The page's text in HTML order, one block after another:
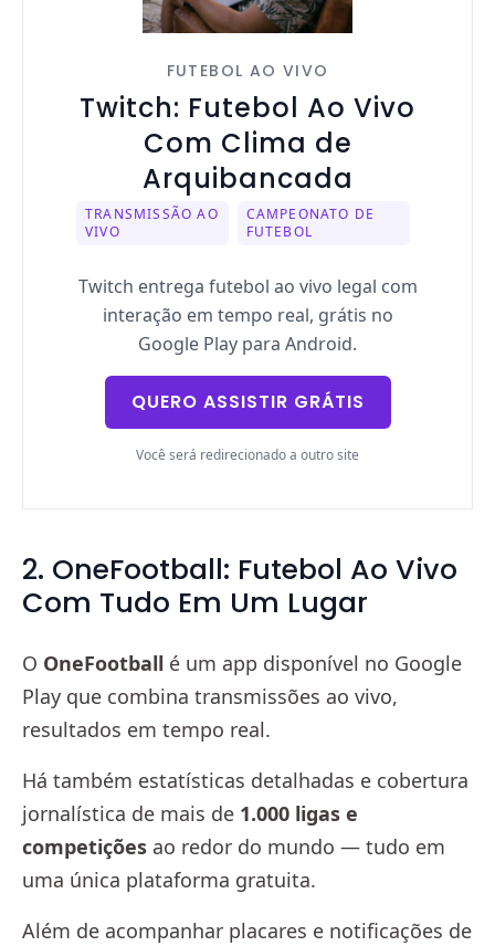
FUTEBOL AO VIVO
Twitch: Futebol Ao Vivo
Com Clima de
Arquibancada
TRANSMISSÃO AO
VIVO
CAMPEONATO DE
FUTEBOL
Twitch entrega futebol ao vivo legal com
interação em tempo real, grátis no
Google Play para Android.
QUERO ASSISTIR GRÁTIS
Você será redirecionado a outro site
2. OneFootball: Futebol Ao Vivo
Com Tudo Em Um Lugar
O OneFootball é um app disponível no Google
Play que combina transmissões ao vivo,
resultados em tempo real.
Há também estatísticas detalhadas e cobertura
jornalística de mais de 1.000 ligas e
competições ao redor do mundo — tudo em
uma única plataforma gratuita.
Além de acompanhar placares e notificações de